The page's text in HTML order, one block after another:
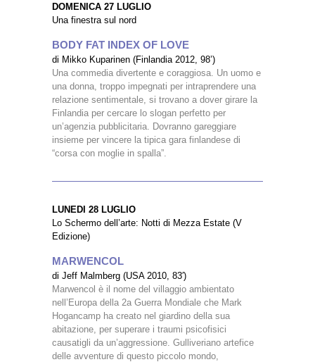
DOMENICA 27 LUGLIO
Una finestra sul nord
BODY FAT INDEX OF LOVE
di Mikko Kuparinen (Finlandia 2012, 98’)
Una commedia divertente e coraggiosa. Un uomo e
una donna, troppo impegnati per intraprendere una
relazione sentimentale, si trovano a dover girare la
Finlandia per cercare lo slogan perfetto per
un’agenzia pubblicitaria. Dovranno gareggiare
insieme per vincere la tipica gara finlandese di
“corsa con moglie in spalla”.
LUNEDI 28 LUGLIO
Lo Schermo dell’arte: Notti di Mezza Estate (V
Edizione)
MARWENCOL
di Jeff Malmberg (USA 2010, 83′)
Marwencol è il nome del villaggio ambientato
nell’Europa della 2a Guerra Mondiale che Mark
Hogancamp ha creato nel giardino della sua
abitazione, per superare i traumi psicofisici
causatigli da un’aggressione. Gulliveriano artefice
delle avventure di questo piccolo mondo,